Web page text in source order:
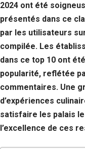
2024 ont été
présentés dans ce
par les utilisateurs
compilée. Les
dans ce top 10 ont
popularité, reflétée
commentaires. Une
d’expériences
satisfaire les palais
l’excellence de ces